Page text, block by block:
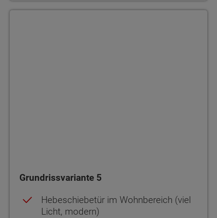
Grundrissvariante 5
Hebeschiebetür im Wohnbereich (viel
Licht, modern)